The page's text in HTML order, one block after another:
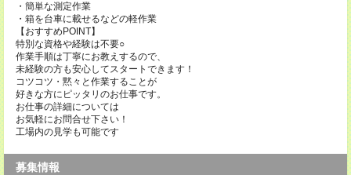
・簡単な測定作業
・箱を台車に載せるなどの軽作業
【おすすめPOINT】
特別な資格や経験は不要○
作業手順は丁寧にお教えするので、
未経験の方も安心してスタートできます！
コツコツ・黙々と作業することが
好きな方にピッタリのお仕事です。
お仕事の詳細については
お気軽にお問合せ下さい！
工場内の見学も可能です
募集情報